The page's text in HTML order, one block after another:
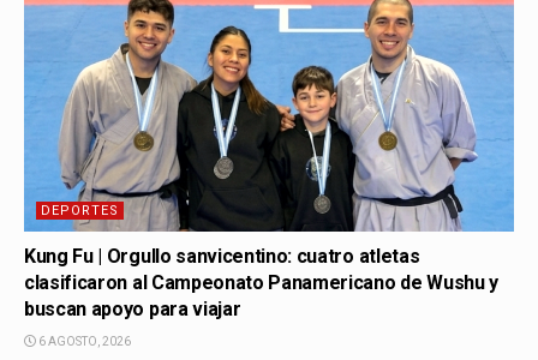
DEPORTES
Kung Fu | Orgullo sanvicentino: cuatro atletas
clasificaron al Campeonato Panamericano de Wushu y
buscan apoyo para viajar
6 AGOSTO, 2026